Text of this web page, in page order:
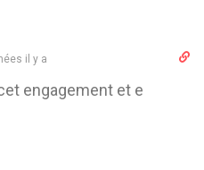
il y a
engagement et e